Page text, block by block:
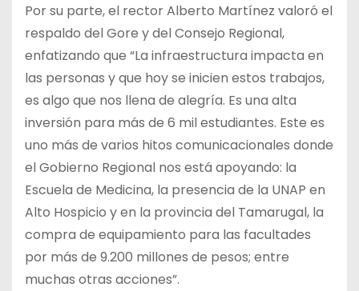
Por su parte, el rector Alberto Martínez valoró el
respaldo del Gore y del Consejo Regional,
enfatizando que “La infraestructura impacta en
las personas y que hoy se inicien estos trabajos,
es algo que nos llena de alegría. Es una alta
inversión para más de 6 mil estudiantes. Este es
uno más de varios hitos comunicacionales donde
el Gobierno Regional nos está apoyando: la
Escuela de Medicina, la presencia de la UNAP en
Alto Hospicio y en la provincia del Tamarugal, la
compra de equipamiento para las facultades
por más de 9.200 millones de pesos; entre
muchas otras acciones”.